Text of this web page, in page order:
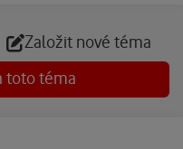
Založit nové téma
toto téma